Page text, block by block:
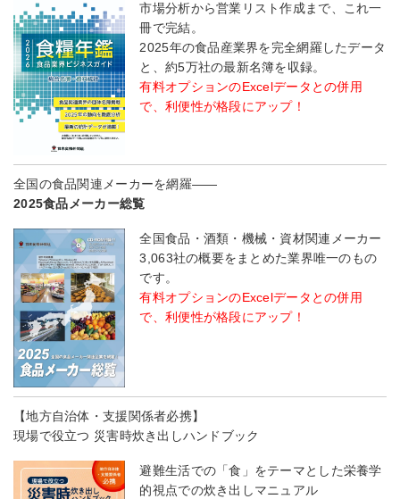
市場分析から営業リスト作成まで、これ一
冊で完結。
2025年の食品産業界を完全網羅したデータ
と、約5万社の最新名簿を収録。
有料オプションのExcelデータとの併用
で、利便性が格段にアップ！
全国の食品関連メーカーを網羅――
2025食品メーカー総覧
全国食品・酒類・機械・資材関連メーカー
3,063社の概要をまとめた業界唯一のもの
です。
有料オプションのExcelデータとの併用
で、利便性が格段にアップ！
【地方自治体・支援関係者必携】
現場で役立つ 災害時炊き出しハンドブック
避難生活での「食」をテーマとした栄養学
的視点での炊き出しマニュアル